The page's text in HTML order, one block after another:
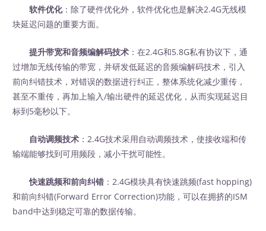
软件优化：除了硬件优化外，软件优化也是解决2.4G无线模
块延迟问题的重要方面。
提升带宽和音频编解码技术 ：在2.4G和5.8G私有协议下，通
过增加无线传输的带宽，并研发低延迟的音频编解码技术，引入
前向纠错技术，对错误的数据进行纠正，整体系统化减少重传，
甚至不重传，再加上输入/输出硬件的延迟优化，从而实现延迟目
标到5毫秒以下。
自动调频技术 ：2.4G技术采用自动调频技术，使接收端和传
输端能够找到可用频段，减小干扰可能性。
快速跳频和前向纠错 ：2.4G模块具有快速跳频(fast hopping)
和前向纠错(Forward Error Correction)功能，可以在拥挤的ISM
band中达到稳定可靠的数据传输。